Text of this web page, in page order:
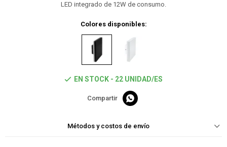
LED integrado de 12W de consumo.
Colores disponibles:
EN STOCK - 22 UNIDAD/ES

Métodos y costos de envío